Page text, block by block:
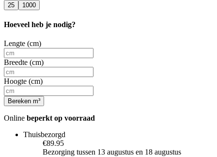
25 1000
Hoeveel heb je nodig?
Lengte (cm)
Breedte (cm)
Hoogte (cm)
Bereken m³
Online beperkt op voorraad
Thuisbezorgd
€89.95
Bezorging tussen 13 augustus en 18 augustus